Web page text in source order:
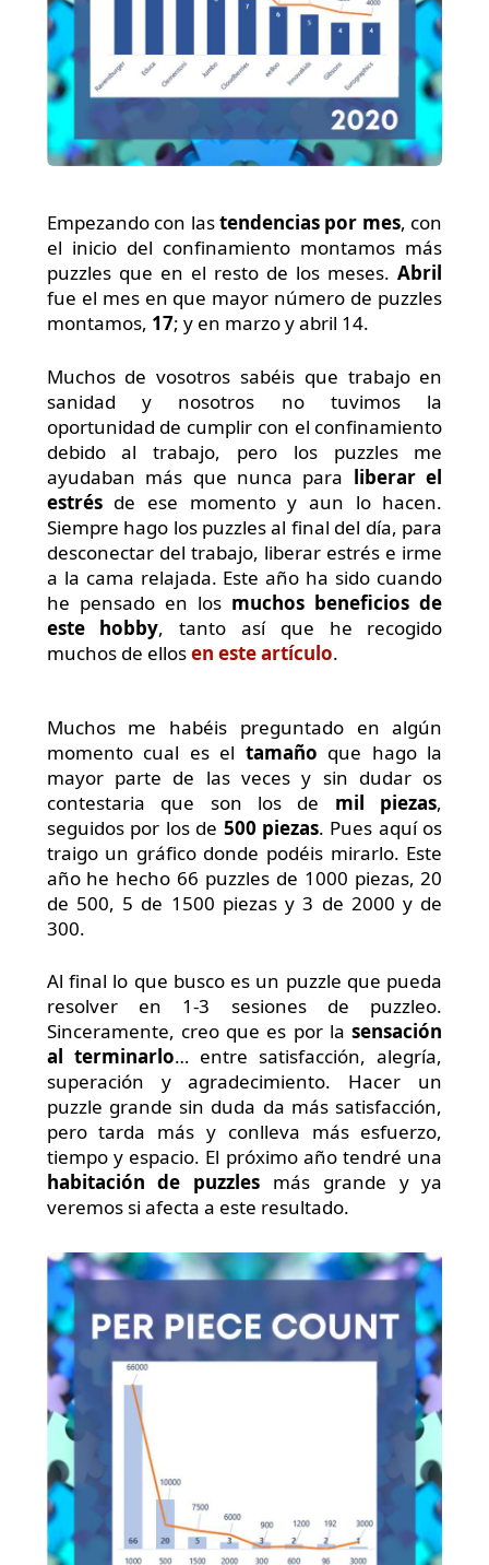
Empezando con lastendencias por mes, con
el inicio del confinamiento montamos más
puzzles que en el resto de los meses.Abril
fue el mes en que mayor número de puzzles
montamos, 17; y en marzo y abril 14.
Muchos de vosotros sabéis que trabajo en
sanidad y nosotros no tuvimos la
oportunidad de cumplir con el confinamiento
debido al trabajo, pero los puzzles me
ayudaban más que nunca para liberar el
estrésde ese momento y aun lo hacen.
Siempre hago los puzzles al final del día, para
desconectar del trabajo, liberar estrés e irme
a la cama relajada. Este año ha sido cuando
he pensado en los muchos beneficios de
este hobby, tanto así que he recogido
muchos de ellosen este artículo.
Muchos me habéis preguntado en algún
momento cual es el tamaño que hago la
mayor parte de las veces y sin dudar os
contestaria que son los de mil piezas,
seguidos por los de 500 piezas. Pues aquí os
traigo un gráfico donde podéis mirarlo. Este
año he hecho 66 puzzles de 1000 piezas, 20
de 500, 5 de 1500 piezas y 3 de 2000 y de
300.
Al final lo que busco es un puzzle que pueda
resolver en 1-3 sesiones de puzzleo.
Sinceramente, creo que es por lasensación
al terminarlo… entre satisfacción, alegría,
superación y agradecimiento. Hacer un
puzzle grande sin duda da más satisfacción,
pero tarda más y conlleva más esfuerzo,
tiempo y espacio. El próximo año tendré una
habitación de puzzles más grande y ya
veremos si afecta a este resultado.